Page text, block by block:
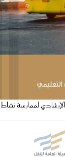
لممارسة نشاط
مجلة سيدتي